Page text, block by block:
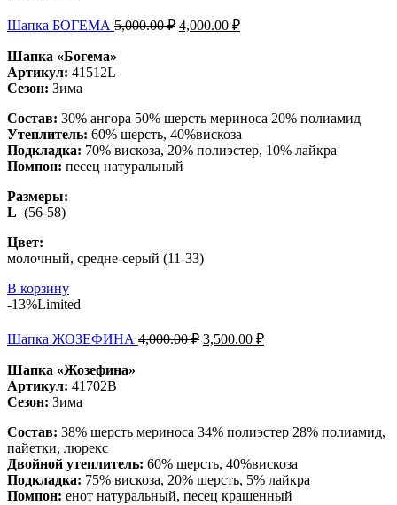
Шапка БОГЕМА 5,000.00₽ 4,000.00 ₽
Шапка «Богема»
Артикул: 41512L
Сезон: Зима
Состав: 30% ангора 50% шерсть мериноса 20% полиамид
Утеплитель: 60% шерсть, 40%вискоза
Подкладка: 70% вискоза, 20% полиэстер, 10% лайкра
Помпон: песец натуральный
Размеры:
L (56-58)
Цвет:
молочный, средне-серый (11-33)
В корзину
-13%Limited
Шапка ЖОЗЕФИНА 4,000.00₽ 3,500.00 ₽
Шапка «Жозефина»
Артикул: 41702В
Сезон: Зима
Состав: 38% шерсть мериноса 34% полиэстер 28% полиамид,
пайетки, люрекс
Двойной утеплитель: 60% шерсть, 40%вискоза
Подкладка: 75% вискоза, 20% шерсть, 5% лайкра
Помпон: енот натуральный, песец крашенный